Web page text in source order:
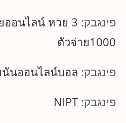
פינגבק: อนไลน์ หวย 3
ตัวจ่าย1000
פינגבק: นันออนไลน์บอล
פינגבק: NIPT